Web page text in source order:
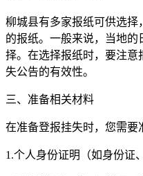
柳城县有多家报纸可供选
的报纸。一般来说，当地
择。在选择报纸时，要注
失公告的有效性。
三、准备相关材料
在准备登报挂失时，您需要
1.个人身份证明（如身份证